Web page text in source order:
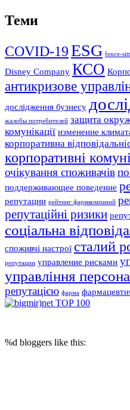
Теми
COVID-19ESG fence-
Disney Company КСО
антикризове
дослідження бузнесу
жалобы потребителей защита
комунікації изменение
корпоративна
корпоративні
очікування споживачів
поддерживающее поведение
репутации рейтинг фармкомпаний
репутаційні ризики
соціальна
споживчі настрої сталий
репутации управление рисками
управління
репутацією фарма
%d bloggers like this: